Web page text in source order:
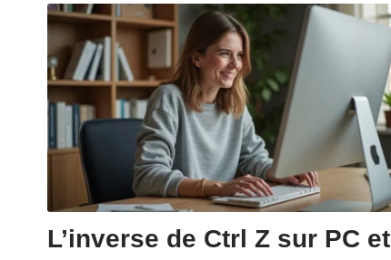
L’inverse de Ctrl Z sur PC et